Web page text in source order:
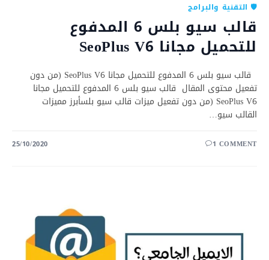
🛡️ التقنية والبرامج
قالب سيو بلس 6 المدفوع
للتحميل مجانا SeoPlus V6
قالب سيو بلس 6 المدفوع للتحميل مجانا SeoPlus V6 (من دون
تفعيل محتوى المقال قالب سيو بلس 6 المدفوع للتحميل مجانا
SeoPlus V6 (من دون تفعيل ميزات قالب سيو بلسأبرز مميزات
القالب سيو…
1 COMMENT
25/10/2020